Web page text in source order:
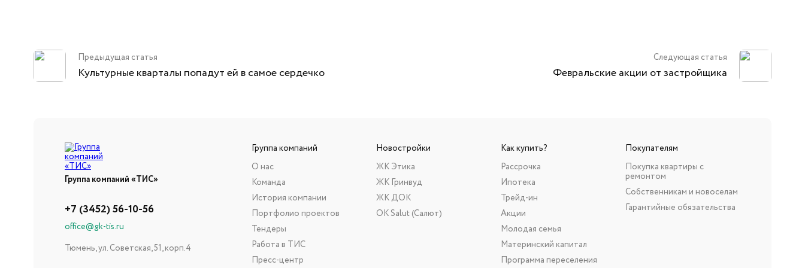
Предыдущая статья
Культурные кварталы попадут ей в самое сердечко
Следующая статья
Февральские акции от застройщика
Группа компаний «ТИС»
+7 (3452) 56-10-56
office@gk-tis.ru
Тюмень, ул. Советская, 51, корп.4
Группа компаний
О нас
Команда
История компании
Портфолио проектов
Тендеры
Работа в ТИС
Пресс-центр
Новостройки
ЖК Этика
ЖК Гринвуд
ЖК ДОК
ОК Salut (Салют)
Как купить?
Рассрочка
Ипотека
Трейд-ин
Акции
Молодая семья
Материнский капитал
Программа переселения
Покупателям
Покупка квартиры с
ремонтом
Собственникам и новоселам
Гарантийные обязательства